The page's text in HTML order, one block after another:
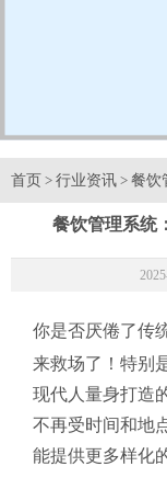
首页 > 行业资讯 > 餐饮
餐饮管理系统
你是否厌倦了传
来救场了！特别
现代人量身打造
不再受时间和地
能提供更多样化